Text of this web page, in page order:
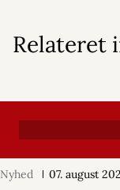
Relateret
Nyhed 07. august